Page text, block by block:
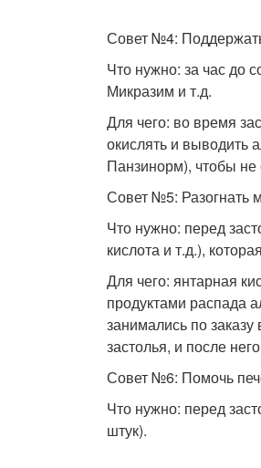
Совет №4:
Что нужно: за час до
Микразим и т.д.
Для чего: во время
окислять и выводить
Панзинорм), чтобы не
Совет №5: Разогнать
Что нужно: перед
кислота и т.д.),
Для чего: янтарная
продуктами распада
занимались по
застолья, и после
Совет №6: Помочь
Что нужно: перед
штук).